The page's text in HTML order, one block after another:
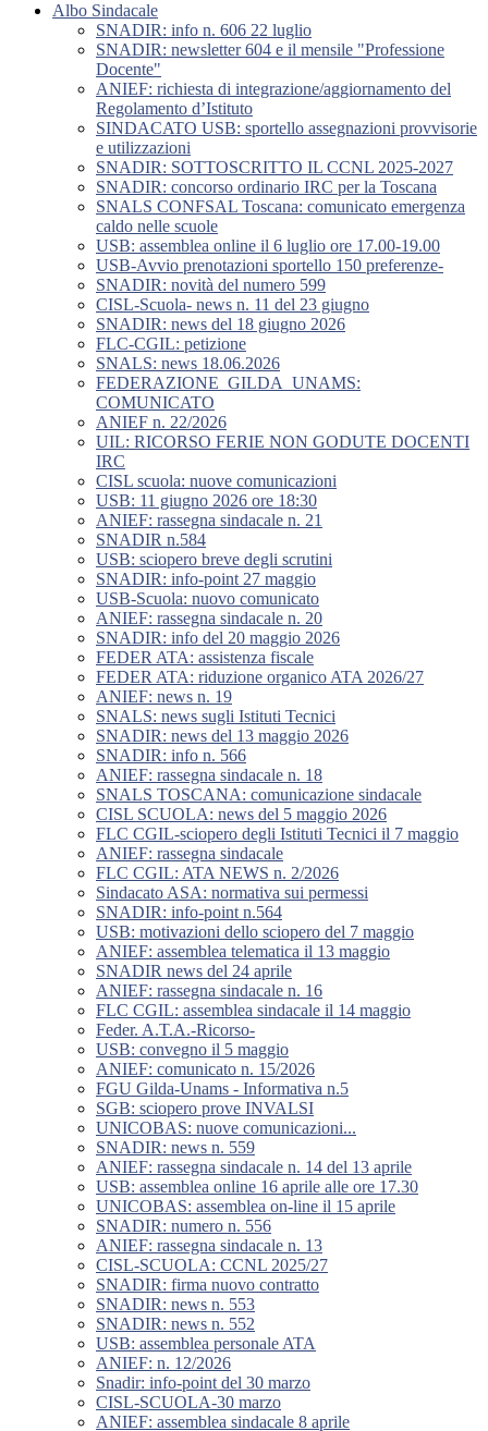
Albo Sindacale
SNADIR: info n. 606 22 luglio
SNADIR: newsletter 604 e il mensile "Professione
Docente"
ANIEF: richiesta di integrazione/aggiornamento del
Regolamento d’Istituto
SINDACATO USB: sportello assegnazioni provvisorie
e utilizzazioni
SNADIR: SOTTOSCRITTO IL CCNL 2025-2027
SNADIR: concorso ordinario IRC per la Toscana
SNALS CONFSAL Toscana: comunicato emergenza
caldo nelle scuole
USB: assemblea online il 6 luglio ore 17.00-19.00
USB-Avvio prenotazioni sportello 150 preferenze-
SNADIR: novità del numero 599
CISL-Scuola- news n. 11 del 23 giugno
SNADIR: news del 18 giugno 2026
FLC-CGIL: petizione
SNALS: news 18.06.2026
FEDERAZIONE_GILDA_UNAMS:
COMUNICATO
ANIEF n. 22/2026
UIL: RICORSO FERIE NON GODUTE DOCENTI
IRC
CISL scuola: nuove comunicazioni
USB: 11 giugno 2026 ore 18:30
ANIEF: rassegna sindacale n. 21
SNADIR n.584
USB: sciopero breve degli scrutini
SNADIR: info-point 27 maggio
USB-Scuola: nuovo comunicato
ANIEF: rassegna sindacale n. 20
SNADIR: info del 20 maggio 2026
FEDER ATA: assistenza fiscale
FEDER ATA: riduzione organico ATA 2026/27
ANIEF: news n. 19
SNALS: news sugli Istituti Tecnici
SNADIR: news del 13 maggio 2026
SNADIR: info n. 566
ANIEF: rassegna sindacale n. 18
SNALS TOSCANA: comunicazione sindacale
CISL SCUOLA: news del 5 maggio 2026
FLC CGIL-sciopero degli Istituti Tecnici il 7 maggio
ANIEF: rassegna sindacale
FLC CGIL: ATA NEWS n. 2/2026
Sindacato ASA: normativa sui permessi
SNADIR: info-point n.564
USB: motivazioni dello sciopero del 7 maggio
ANIEF: assemblea telematica il 13 maggio
SNADIR news del 24 aprile
ANIEF: rassegna sindacale n. 16
FLC CGIL: assemblea sindacale il 14 maggio
Feder. A.T.A.-Ricorso-
USB: convegno il 5 maggio
ANIEF: comunicato n. 15/2026
FGU Gilda-Unams - Informativa n.5
SGB: sciopero prove INVALSI
UNICOBAS: nuove comunicazioni...
SNADIR: news n. 559
ANIEF: rassegna sindacale n. 14 del 13 aprile
USB: assemblea online 16 aprile alle ore 17.30
UNICOBAS: assemblea on-line il 15 aprile
SNADIR: numero n. 556
ANIEF: rassegna sindacale n. 13
CISL-SCUOLA: CCNL 2025/27
SNADIR: firma nuovo contratto
SNADIR: news n. 553
SNADIR: news n. 552
USB: assemblea personale ATA
ANIEF: n. 12/2026
Snadir: info-point del 30 marzo
CISL-SCUOLA-30 marzo
ANIEF: assemblea sindacale 8 aprile